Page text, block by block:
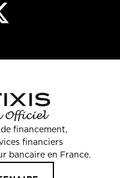
financement,
financiers
bancaire en France.